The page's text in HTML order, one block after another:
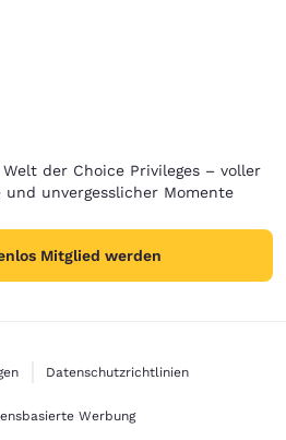
der Choice Privileges – voller
unvergesslicher Momente
Mitglied werden
Datenschutzrichtlinien
Werbung